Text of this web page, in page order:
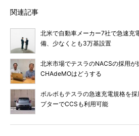
関連記事
北米で自動車メーカー7社で急速充
備、少なくとも3万基設置
北米市場でテスラのNACSの採用が
CHAdeMOはどうする
ボルボもテスラの急速充電規格を
プターでCCSも利用可能